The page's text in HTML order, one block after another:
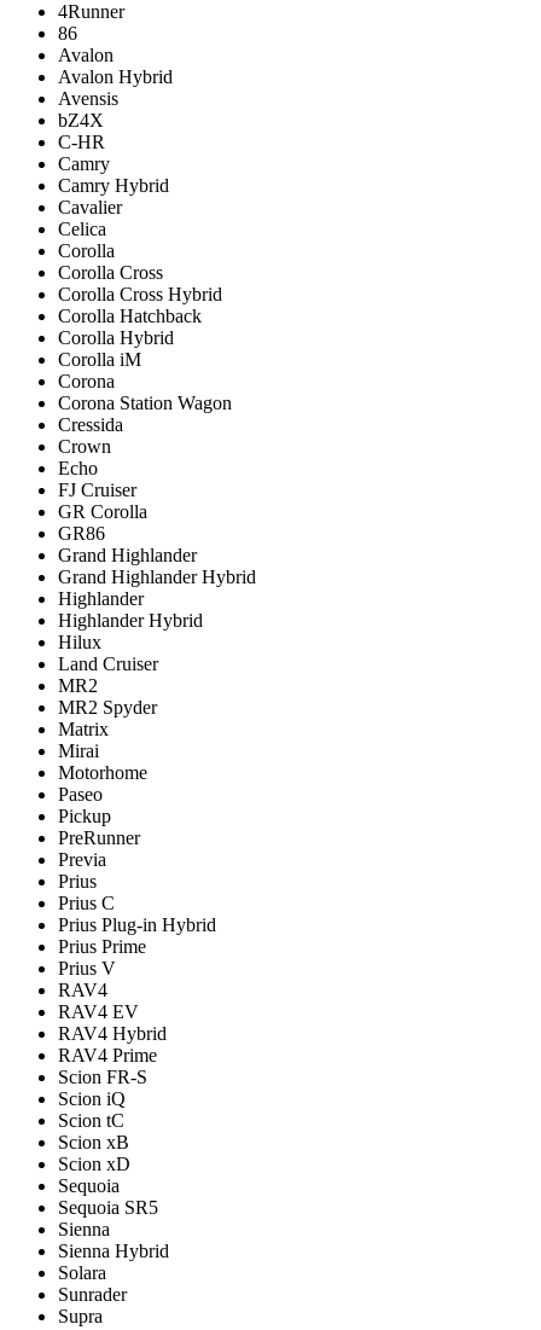
4Runner
86
Avalon
Avalon Hybrid
Avensis
bZ4X
C-HR
Camry
Camry Hybrid
Cavalier
Celica
Corolla
Corolla Cross
Corolla Cross Hybrid
Corolla Hatchback
Corolla Hybrid
Corolla iM
Corona
Corona Station Wagon
Cressida
Crown
Echo
FJ Cruiser
GR Corolla
GR86
Grand Highlander
Grand Highlander Hybrid
Highlander
Highlander Hybrid
Hilux
Land Cruiser
MR2
MR2 Spyder
Matrix
Mirai
Motorhome
Paseo
Pickup
PreRunner
Previa
Prius
Prius C
Prius Plug-in Hybrid
Prius Prime
Prius V
RAV4
RAV4 EV
RAV4 Hybrid
RAV4 Prime
Scion FR-S
Scion iQ
Scion tC
Scion xB
Scion xD
Sequoia
Sequoia SR5
Sienna
Sienna Hybrid
Solara
Sunrader
Supra